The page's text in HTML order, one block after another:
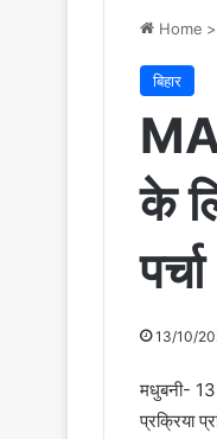
Home >
बिहार
के
पर्चा
13/10/
मधुबनी- 13
प्रक्रिया